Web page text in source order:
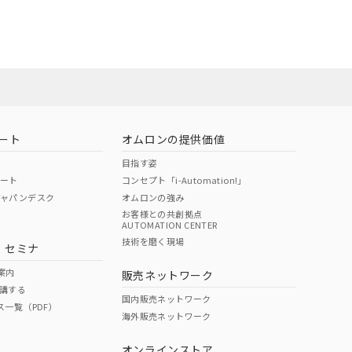
ページへ
ください
ト
ト
パンデスク
セミナ
内
する
覧（PDF）
オムロンの提供価値
目指す姿
コンセプト「i-Automation!」
オムロンの強み
お客様との共創拠点
AUTOMATION CENTER
技術を磨く現場
販売ネットワーク
国内販売ネットワーク
海外販売ネットワーク